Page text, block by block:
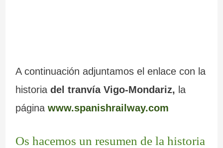
A continuación adjuntamos el enlace con la
historia del tranvía Vigo-Mondariz, la
página www.spanishrailway.com
Os hacemos un resumen de la historia